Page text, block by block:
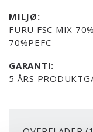
MILJØ:
FURU FSC MIX
70%PEFC
GARANTI:
5 ÅRS